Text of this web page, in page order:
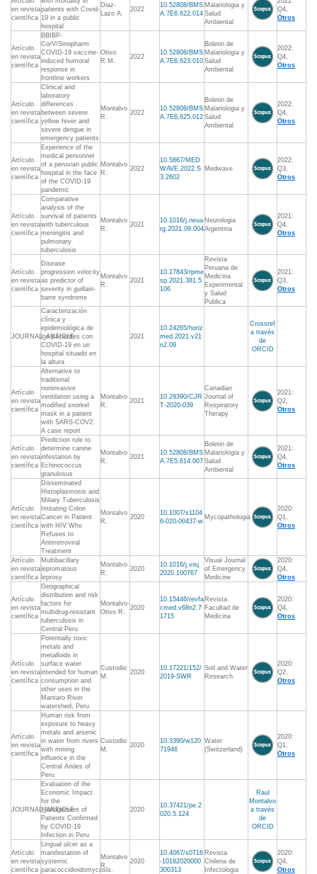
en revista
científica
patients with Covid-
19 in a public
hospital
Diaz-
Lazo A.
2022
10.52808/BMS
A.7E6.622.014
Malariologia y
Salud
Ambiental
Q4,
Otros
Artículo
en revista
científica
BBIBP-
CorV/Sinopharm
COVID-19 vaccine-
induced humoral
response in
frontline workers
Otivo
R.M.
2022
10.52808/BMS
A.7E6.623.010
Boletin de
Malariologia y
Salud
Ambiental
2022:
Q4,
Otros
Artículo
en revista
científica
Clinical and
laboratory
differences
between severe
yellow fever and
severe dengue in
emergency patients
Montalvo
R.
2022
10.52808/BMS
A.7E6.625.012
Boletin de
Malariologia y
Salud
Ambiental
2022:
Q4,
Otros
Artículo
en revista
científica
Experience of the
medical personnel
of a peruvian public
hospital in the face
of the COVID-19
pandemic
Montalvo
R.
2022
10.5867/MED
WAVE.2022.S
3.2602
Medwave
2022:
Q3,
Otros
Artículo
en revista
científica
Comparative
analysis of the
survival of patients
with tuberculous
meningitis and
pulmonary
tuberculosis
Montalvo
R.
2021
10.1016/j.neua
rg.2021.09.004
Neurologia
Argentina
2021:
Q4,
Otros
Artículo
en revista
científica
Disease
progression velocity
as predictor of
severity in guillain-
barre syndrome
Montalvo
R.
2021
10.17843/rpme
sp.2021.381.5
106
Revista
Peruana de
Medicina
Experimental
y Salud
Publica
2021:
Q3,
Otros
JOURNAL_ARTICLE
Caracterización
clínica y
epidemiológica de
los pacientes con
COVID-19 en un
hospital situado en
la altura
2021
10.24265/horiz
med.2021.v21
n2.09
Crossref
a través
de
ORCID
Artículo
en revista
científica
Alternative to
traditional
noninvasive
ventilation using a
modified snorkel
mask in a patient
with SARS-COV2:
A case report
Montalvo
R.
2021
10.29390/CJR
T-2020-039
Canadian
Journal of
Respiratory
Therapy
2021:
Q2,
Otros
Artículo
en revista
científica
Prediction rule to
determine canine
infestation by
Echinococcus
granulosus
Montalvo
R.
2021
10.52808/BMS
A.7E5.614.007
Boletin de
Malariologia y
Salud
Ambiental
2021:
Q4,
Otros
Artículo
en revista
científica
Disseminated
Histoplasmosis and
Miliary Tuberculosis
Imitating Colon
Cancer in Patient
with HIV Who
Refuses to
Antirretroviral
Treatment
Montalvo
R.
2020
10.1007/s1104
6-020-00437-w
Mycopathologia
2020:
Q1,
Otros
Artículo
en revista
científica
Multibacillary
lepromatous
leprosy
Montalvo
R.
2020
10.1016/j.visj.
2020.100767
Visual Journal
of Emergency
Medicine
2020:
Q4,
Otros
Artículo
en revista
científica
Geographical
distribution and risk
factors for
multidrug-resistant
tuberculosis in
Central Peru
Montalvo-
Otivo R.
2020
10.15446/revfa
cmed.v68n2.7
1715
Revista
Facultad de
Medicina
2020:
Q4,
Otros
Artículo
en revista
científica
Potentially toxic
metals and
metalloids in
surface water
intended for human
consumption and
other uses in the
Mantaro River
watershed, Peru
Custodio
M.
2020
10.17221/152/
2019-SWR
Soil and Water
Research
2020:
Q2,
Otros
Artículo
en revista
científica
Human risk from
exposure to heavy
metals and arsenic
in water from rivers
with mining
influence in the
Central Andes of
Peru
Custodio
M.
2020
10.3390/w120
71946
Water
(Switzerland)
2020:
Q1,
Otros
JOURNAL_ARTICLE
Evaluation of the
Economic Impact
for the
Management of
Patients Confirmed
by COVID-19
Infection in Peru
2020
10.37421/pe.2
020.5.124
Raul
Montalvo
a través
de
ORCID
Artículo
en revista
científica
Lingual ulcer as a
manifestation of
systemic
paracoccidioidomycosis.
Montalvo
R.
2020
10.4067/s0716
-10182020000
300313
Revista
Chilena de
Infectologia
2020:
Q4,
Otros